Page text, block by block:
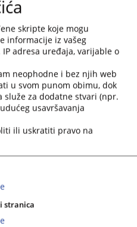
skripte koje mogu
informacije iz vašeg
adresa uređaja, varijable o
neophodne i bez njih web
u svom punom obimu, dok
služe za dodatne stvari (npr.
usavršavanja
ili uskratiti pravo na
stranica